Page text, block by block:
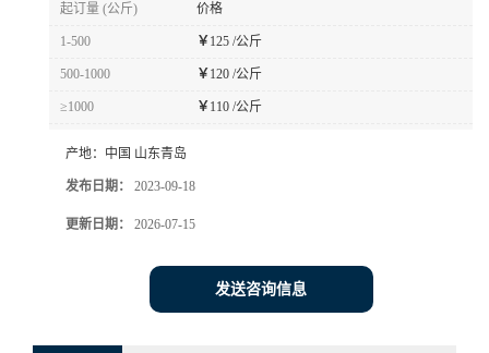
起订量 (公斤) 价格
1-500 ￥ 125 /公斤
500-1000 ￥ 120 /公斤
≥1000 ￥ 110 /公斤
产地： 中国 山东青岛
发布日期： 2023-09-18
更新日期： 2026-07-15
发送咨询信息